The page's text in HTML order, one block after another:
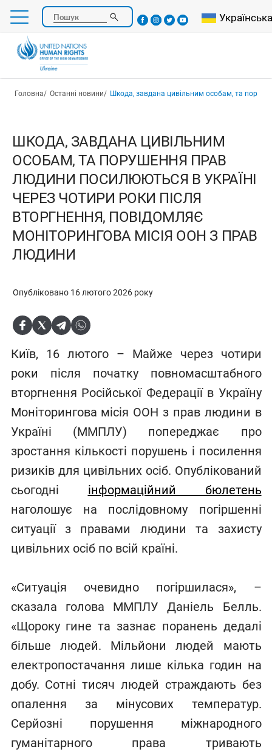
Перейти
основного
Пошук Select your
Українська
Рядок навіґації
Головна Останні новини Шкода, завдана цивільним особам, та порушення прав людини посилюються в Україні через чотири роки після
ШКОДА, ЗАВДАНА ЦИВІЛЬНИМ
ОСОБАМ, ТА ПОРУШЕННЯ ПРАВ
ЛЮДИНИ ПОСИЛЮЮТЬСЯ В УКРАЇНІ
ЧЕРЕЗ ЧОТИРИ РОКИ ПІСЛЯ
ВТОРГНЕННЯ, ПОВІДОМЛЯЄ
МОНІТОРИНГОВА МІСІЯ ООН З ПРАВ
ЛЮДИНИ
Опубліковано 16 лютого 2026 року
Київ, 16 лютого – Майже через чотири
роки після початку повномасштабного
вторгнення Російської Федерації в Україну
Моніторингова місія ООН з прав людини в
Україні (ММПЛУ) попереджає про
зростання кількості порушень і посилення
ризиків для цивільних осіб. Опублікований
сьогодні інформаційний бюлетень
наголошує на послідовному погіршенні
ситуації з правами людини та захисту
цивільних осіб по всій країні.
«Ситуація очевидно погіршилася», –
сказала голова ММПЛУ Даніель Белль.
«Щороку гине та зазнає поранень дедалі
більше людей. Мільйони людей мають
електропостачання лише кілька годин на
добу. Сотні тисяч людей страждають без
опалення за мінусових температур.
Серйозні порушення міжнародного
гуманітарного права тривають